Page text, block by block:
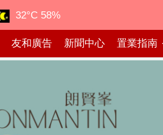
32°C 58%
友和廣告 新聞中心 置業指南